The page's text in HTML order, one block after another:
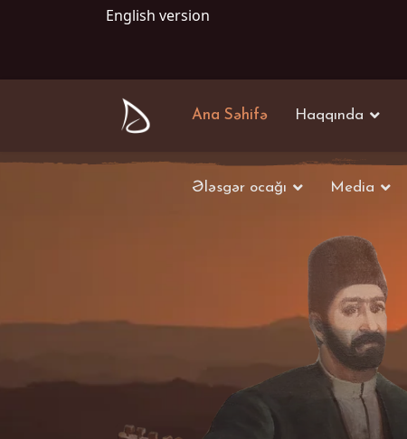
English version
Ana Səhifə Haqqında
Ələsgər ocağı Media